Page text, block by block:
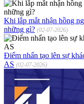
Khi lắp mắt nhận hồng
những gì? (02-07-2026)
Điểm nhấn tạo lên sự
AS (02-07-2026)